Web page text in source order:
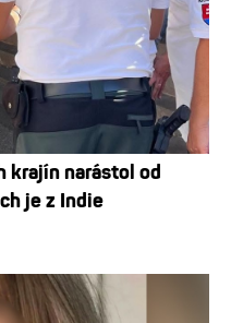
krajín narástol od
je z Indie